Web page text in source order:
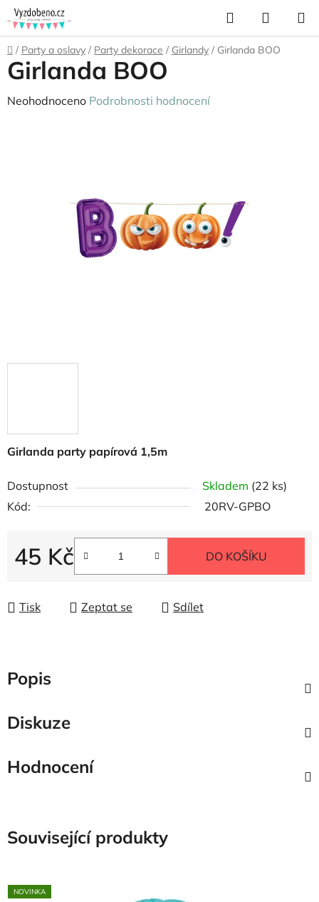
Přejít
na
obsah
Hledat
KOŠÍK
Domů
/ Party a oslavy / Party dekorace / Girlandy / Girlanda BOO
Girlanda party papírová 1,5m
Dostupnost Skladem (22 ks)
Kód:
20RV-GPBO
45 Kč
Měrná cena:
DO KOŠÍKU
Tisk Zeptat se Sdílet
Girlanda BOO
Průměrné
Neohodnoceno Podrobnosti hodnocení
Popis
Diskuze
Hodnocení
Související produkty
NOVINKA